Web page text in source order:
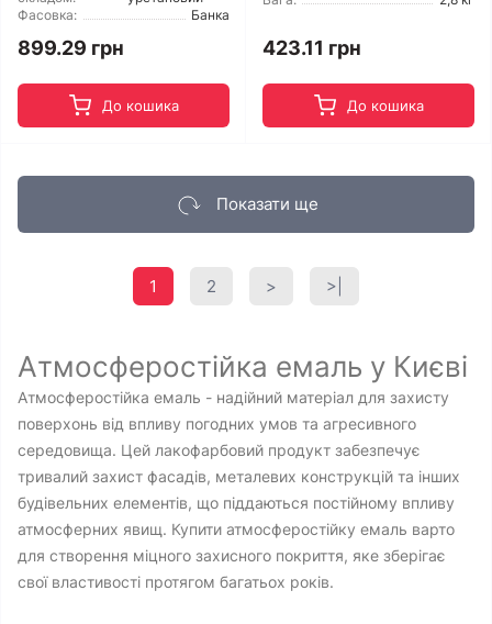
Фасовка:
Банка
899.29 грн
До кошика
423.11 грн
До кошика
Показати ще
1 2 > >|
Атмосферостійка емаль у Києві
Атмосферостійка емаль - надійний матеріал для захисту
поверхонь від впливу погодних умов та агресивного
середовища. Цей лакофарбовий продукт забезпечує
тривалий захист фасадів, металевих конструкцій та інших
будівельних елементів, що піддаються постійному впливу
атмосферних явищ. Купити атмосферостійку емаль варто
для створення міцного захисного покриття, яке зберігає
свої властивості протягом багатьох років.